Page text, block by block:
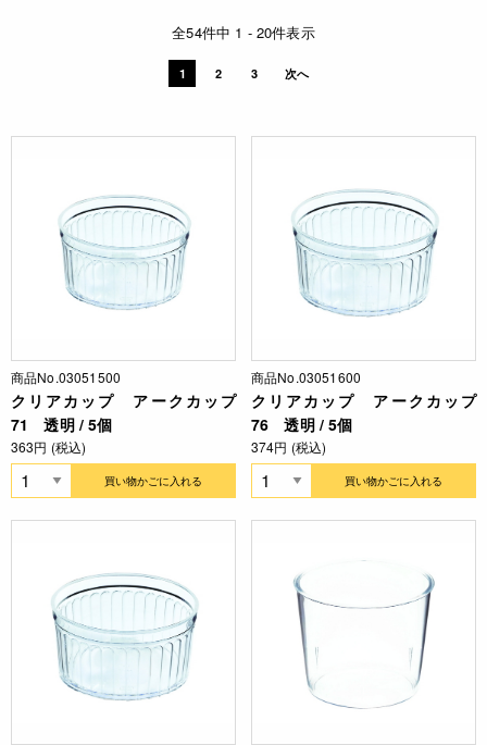
全54件中 1 - 20件表示
1 2 3 次へ
商品No.03051500
クリアカップ アークカップ
71 透明 / 5個
363円 (税込)
買い物かごに入れる
商品No.03051600
クリアカップ アークカップ
76 透明 / 5個
374円 (税込)
買い物かごに入れる